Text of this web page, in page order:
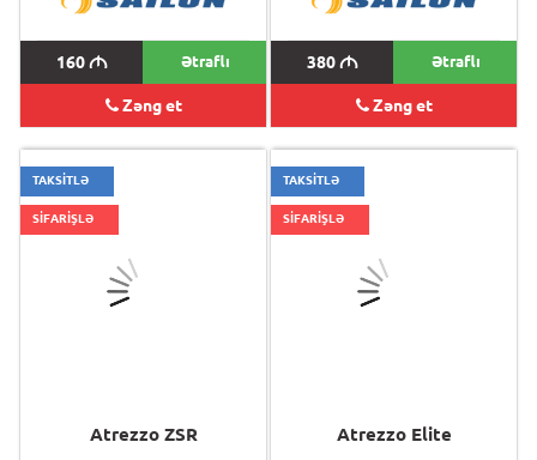
160M Ətraflı
Zəng et
380M Ətraflı
Zəng et
TAKSİTLƏ
SİFARİŞLƏ
Atrezzo ZSR
TAKSİTLƏ
SİFARİŞLƏ
Atrezzo Elite